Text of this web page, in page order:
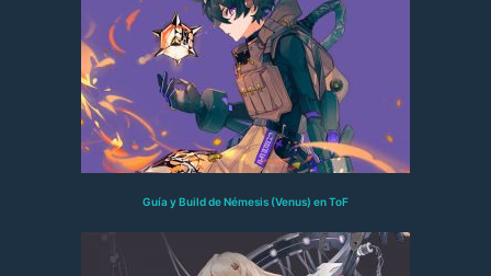
Guía y Build de Némesis (Venus) en ToF